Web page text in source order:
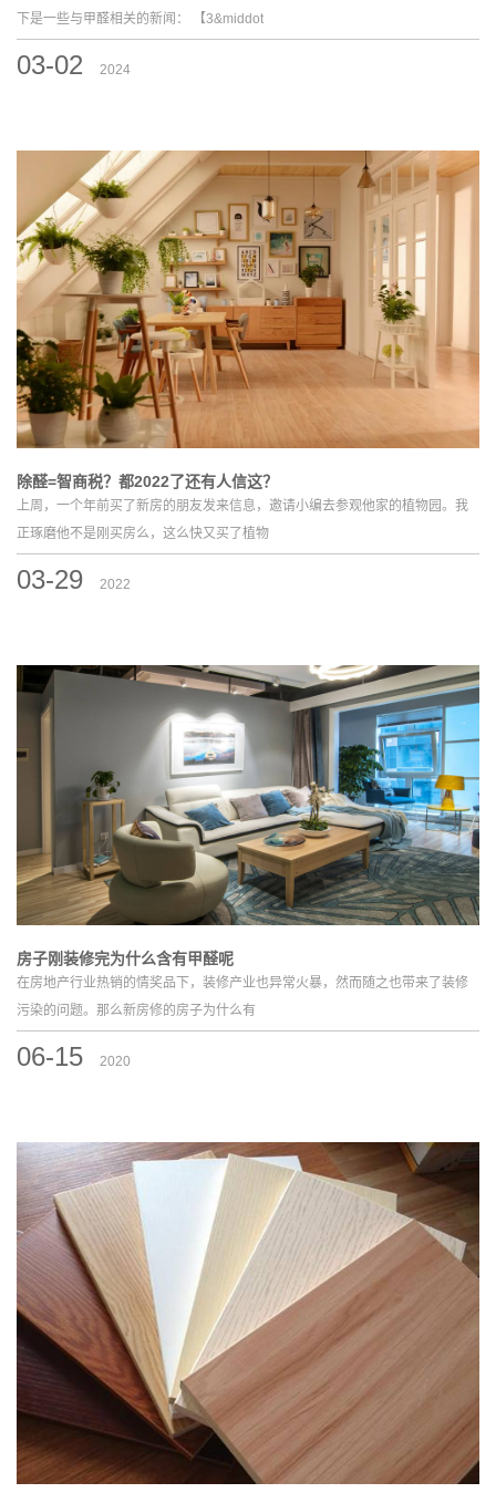
下是一些与甲醛相关的新闻： 【3&middot
03-02 2024
除醛=智商税？都2022了还有人信这？
上周，一个年前买了新房的朋友发来信息，邀请小编去参观他家的植物园。我
正琢磨他不是刚买房么，这么快又买了植物
03-29 2022
房子刚装修完为什么含有甲醛呢
在房地产行业热销的情奖品下，装修产业也异常火暴，然而随之也带来了装修
污染的问题。那么新房修的房子为什么有
06-15 2020